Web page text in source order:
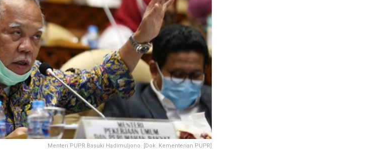
Menteri PUPR Basuki Hadimuljono. [Dok. Kementerian PUPR]